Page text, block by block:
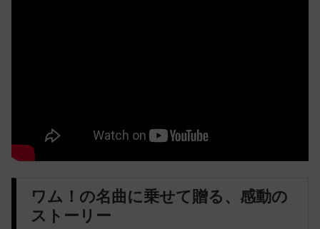
ワム！の名曲に乗せて贈る、感動の
ストーリー